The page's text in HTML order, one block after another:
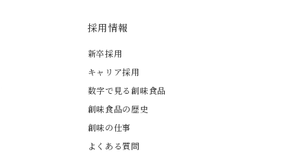
採用情報
新卒採用
キャリア採用
数字で見る創味食品
創味食品の歴史
創味の仕事
よくある質問